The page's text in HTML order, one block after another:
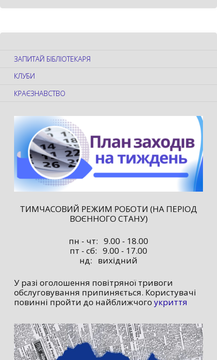
ЗАПИТАЙ БІБЛІОТЕКАРЯ
КЛУБИ
КРАЄЗНАВСТВО
ТИМЧАСОВИЙ РЕЖИМ РОБОТИ (НА ПЕРІОД
ВОЄННОГО СТАНУ)
пн - чт: 9.00 - 18.00
пт - сб: 9.00 - 17.00
нд: вихідний
У разі оголошення повітряної тривоги
обслуговування припиняється. Користувачі
повинні пройти до найближчого укриття